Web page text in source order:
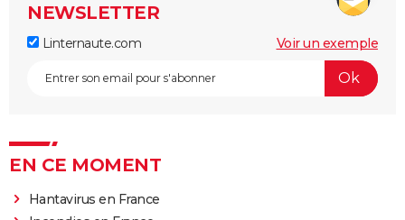
NEWSLETTER
Linternaute.com Voir un exemple
EN CE MOMENT
Hantavirus en France